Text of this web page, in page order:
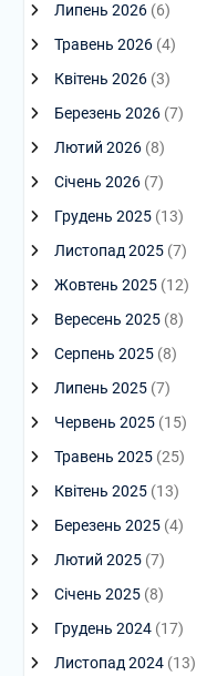
Липень 2026(6)
Травень 2026(4)
Квітень 2026(3)
Березень 2026(7)
Лютий 2026(8)
Січень 2026(7)
Грудень 2025(13)
Листопад 2025(7)
Жовтень 2025(12)
Вересень 2025(8)
Серпень 2025(8)
Липень 2025(7)
Червень 2025(15)
Травень 2025(25)
Квітень 2025(13)
Березень 2025(4)
Лютий 2025(7)
Січень 2025(8)
Грудень 2024(17)
Листопад 2024(13)